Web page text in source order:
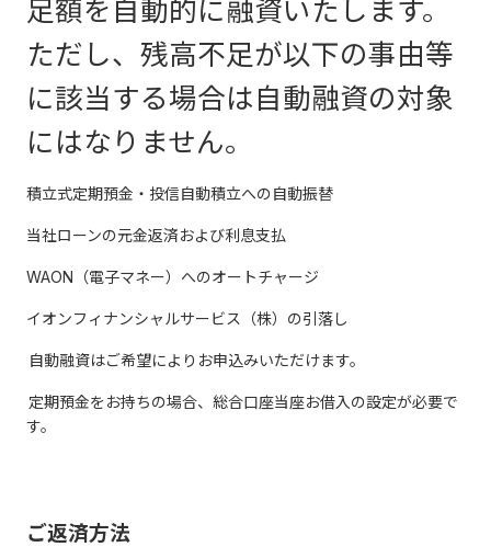
足額を自動的に融資いたします。
ただし、残高不足が以下の事由等
に該当する場合は自動融資の対象
にはなりません。
積立式定期預金・投信自動積立への自動振替
当社ローンの元金返済および利息支払
WAON（電子マネー）へのオートチャージ
イオンフィナンシャルサービス（株）の引落し
自動融資はご希望によりお申込みいただけます。
定期預金をお持ちの場合、総合口座当座お借入の設定が必要で
す。
ご返済方法